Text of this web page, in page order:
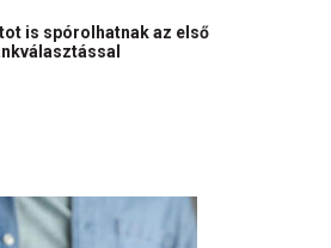
is spórolhatnak az első